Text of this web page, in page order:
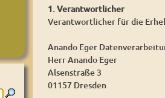
1. Verantwortlicher
Verantwortlicher für die
Anando Eger
Herr Anando Eger
Alsenstraße 3
01157 Dresden